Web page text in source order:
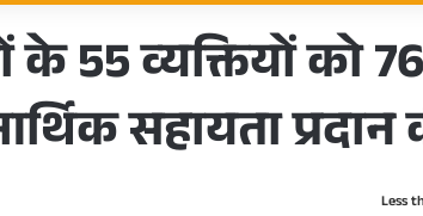
के 55 व्यक्तियों को 76
सहायता प्रदान
Less